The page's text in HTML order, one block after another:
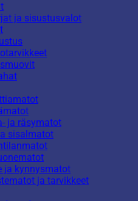
ja sisustusvalot
ja räsymatot
sisalmatot
ja kynnysmatot
ja tarvikkeet